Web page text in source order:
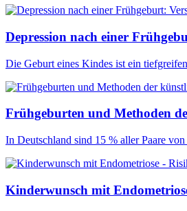
Depression nach einer
Die Geburt eines Kindes ist ein
Frühgeburten und Methoden
In Deutschland sind 15 % aller Paare
Kinderwunsch mit